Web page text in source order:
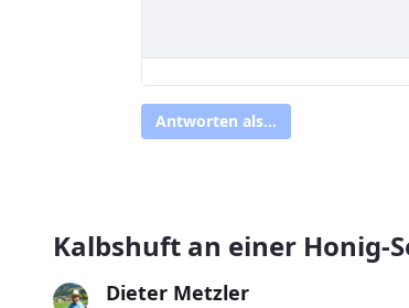
Antworten als...
Kalbshuft an einer Honig-
Dieter Metzler